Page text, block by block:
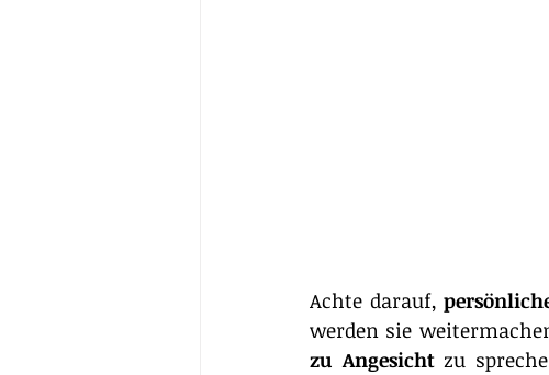
Achte darauf,
werden sie
zu Angesicht zu